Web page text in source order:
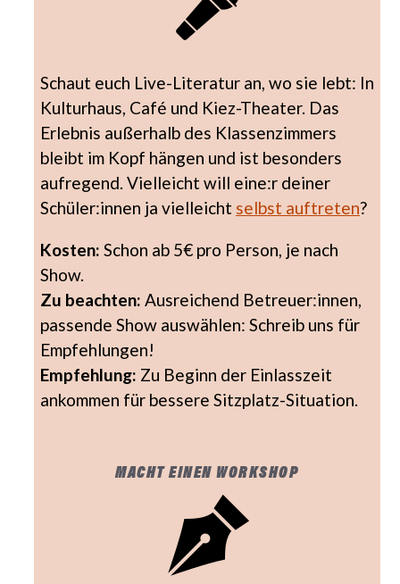
Schaut euch Live-Literatur an, wo sie lebt: In
Kulturhaus, Café und Kiez-Theater. Das
Erlebnis außerhalb des Klassenzimmers
bleibt im Kopf hängen und ist besonders
aufregend. Vielleicht will eine:r deiner
Schüler:innen ja vielleicht selbst auftreten?
Kosten: Schon ab 5€ pro Person, je nach
Show.
Zu beachten: Ausreichend Betreuer:innen,
passende Show auswählen: Schreib uns für
Empfehlungen!
Empfehlung: Zu Beginn der Einlasszeit
ankommen für bessere Sitzplatz-Situation.
MACHT EINEN WORKSHOP